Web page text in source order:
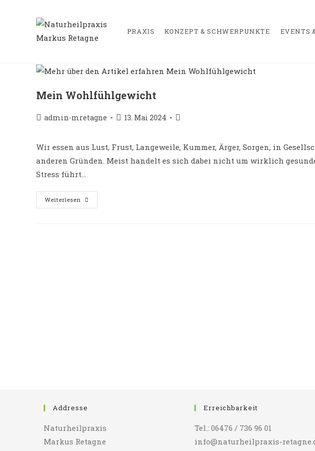
PRAXIS KONZEPT & SCHWERPUNKTE EVENTS
Mein Wohlfühlgewicht
Beitrags-
admin-mretagne
Beitrag
13. Mai 2024
Beitrags-
Wir essen aus Lust, Frust, Langeweile, Kummer, Ärger, Sorgen, in
anderen Gründen. Meist handelt es sich dabei nicht um wirklich
Stress führt…
Weiterlesen Mein
Wohlfühlgewicht
Addresse
Naturheilpraxis
Markus Retagne
Erreichbarkeit
Tel.: 06476 / 736 96 01
info@naturheilpraxis-